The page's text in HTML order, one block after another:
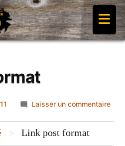
≡
Laisser un commentairesur
> Link post format